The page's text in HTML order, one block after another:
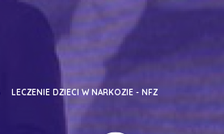
LECZENIE DZIECI W NARKOZIE - NFZ